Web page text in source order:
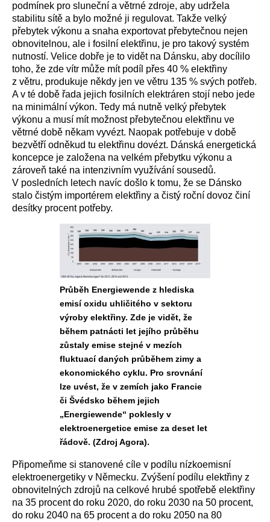
podmínek pro sluneční a větrné zdroje, aby udržela
stabilitu sítě a bylo možné ji regulovat. Takže velký
přebytek výkonu a snaha exportovat přebytečnou nejen
obnovitelnou, ale i fosilní elektřinu, je pro takový systém
nutností. Velice dobře je to vidět na Dánsku, aby docílilo
toho, že zde vítr může mít podíl přes 40 % elektřiny
z větru, produkuje někdy jen ve větru 135 % svých potřeb.
A v té době řada jejich fosilních elektráren stojí nebo jede
na minimální výkon. Tedy má nutně velký přebytek
výkonu a musí mít možnost přebytečnou elektřinu ve
větrné době někam vyvézt. Naopak potřebuje v době
bezvětří odněkud tu elektřinu dovézt. Dánská energetická
koncepce je založena na velkém přebytku výkonu a
zároveň také na intenzivním využívání sousedů.
V posledních letech navíc došlo k tomu, že se Dánsko
stalo čistým importérem elektřiny a čistý roční dovoz činí
desítky procent potřeby.
Průběh Energiewende z hlediska
emisí oxidu uhličitého v sektoru
výroby elektřiny. Zde je vidět, že
během patnácti let jejího průběhu
zůstaly emise stejné v mezích
fluktuací daných průběhem zimy a
ekonomického cyklu. Pro srovnání
lze uvést, že v zemích jako Francie
či Švédsko během jejich
„Energiewende“ poklesly v
elektroenergetice emise za deset let
řádově. (Zdroj Agora).
Připomeňme si stanovené cíle v podílu nízkoemisní
elektroenergetiky v Německu. Zvýšení podílu elektřiny z
obnovitelných zdrojů na celkové hrubé spotřebě elektřiny
na 35 procent do roku 2020, do roku 2030 na 50 procent,
do roku 2040 na 65 procent a do roku 2050 na 80